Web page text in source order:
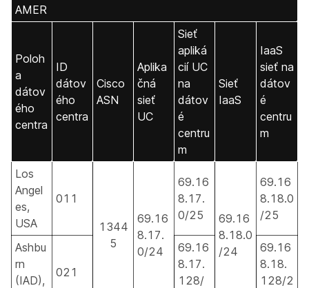
AMER
Poloh
a
dátov
ého
centra
ID
dátov
ého
centra
Cisco
ASN
Aplika
čná
sieť
UC
Sieť
apliká
cií UC
na
dátov
é
centru
m
Sieť
IaaS
IaaS
sieť na
dátov
é
centru
m
Los
Angel
es,
USA
011
1344
5
69.16
8.17.
0/24
69.16
8.17.
0/25
69.16
8.18.0
/24
69.16
8.18.0
/25
Ashbu
rn
(IAD),
021
69.16
8.17.
128/
69.16
8.18.
128/2